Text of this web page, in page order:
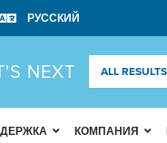
NEXT
КОМПАНИЯ